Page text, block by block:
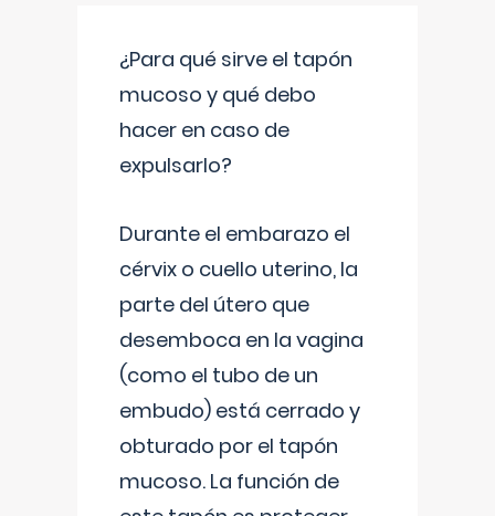
¿Para qué sirve el tapón
mucoso y qué debo
hacer en caso de
expulsarlo?
Durante el embarazo el
cérvix o cuello uterino, la
parte del útero que
desemboca en la vagina
(como el tubo de un
embudo) está cerrado y
obturado por el tapón
mucoso. La función de